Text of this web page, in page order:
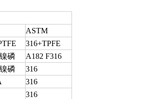
ASTM
316+TPFE
磷
A182 F316
磷
316
316
316